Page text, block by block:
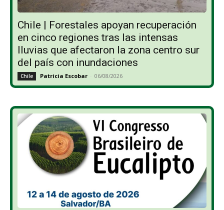
Chile | Forestales apoyan recuperación
en cinco regiones tras las intensas
lluvias que afectaron la zona centro sur
del país con inundaciones
Chile Patricia Escobar - 06/08/2026